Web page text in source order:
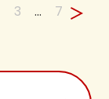
3 ... 7